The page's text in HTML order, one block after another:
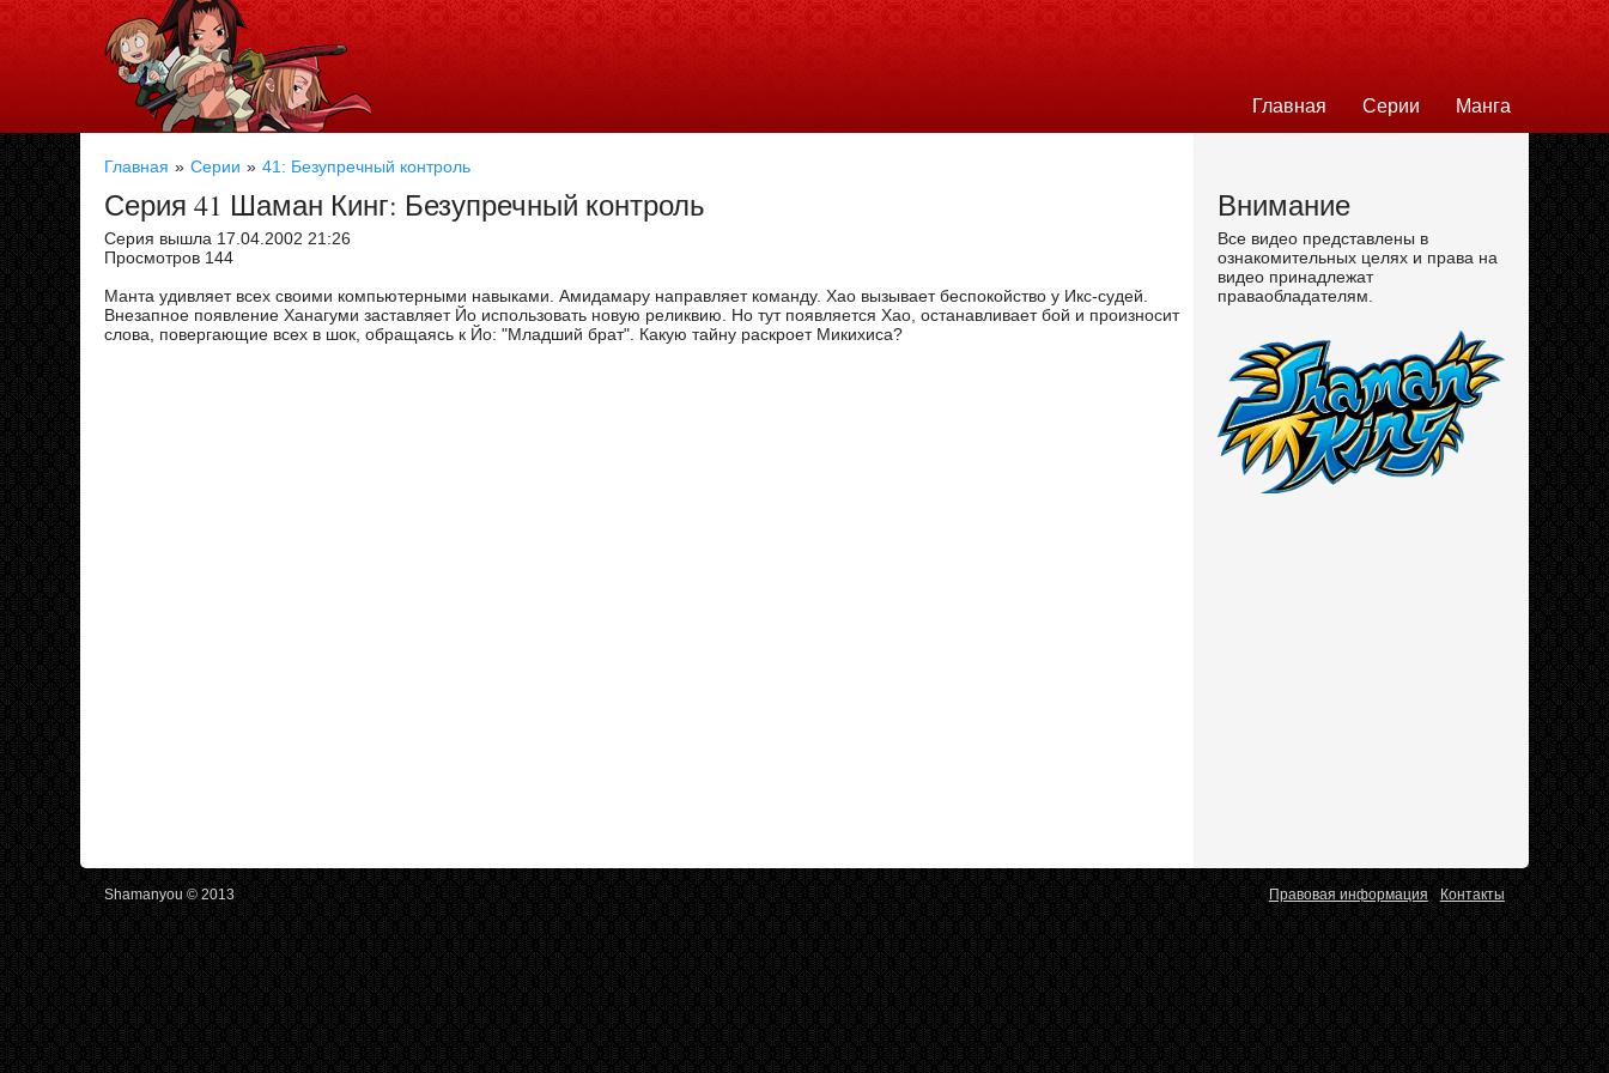
Главная Серии Манга
Главная Серии 41: Безупречный контроль
Серия 41 Шаман Кинг: Безупречный контроль
Серия вышла 17.04.2002 21:26
Просмотров 144
Манта удивляет всех своими компьютерными навыками. Амидамару направляет команду. Хао вызывает беспокойство у Икс-судей.
Внезапное появление Ханагуми заставляет Йо использовать новую реликвию. Но тут появляется Хао, останавливает бой и произносит
слова, повергающие всех в шок, обращаясь к Йо: "Младший брат". Какую тайну раскроет Микихиса?
Внимание
Все видео представлены в
ознакомительных целях и права на
видео принадлежат
праваобладателям.
Shamanyou © 2013 Правовая информация Контакты